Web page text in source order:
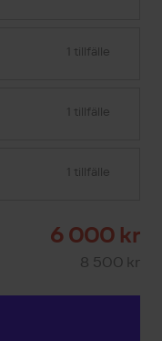
1 tillfälle
1 tillfälle
1 tillfälle
6 000 kr
8 500 kr